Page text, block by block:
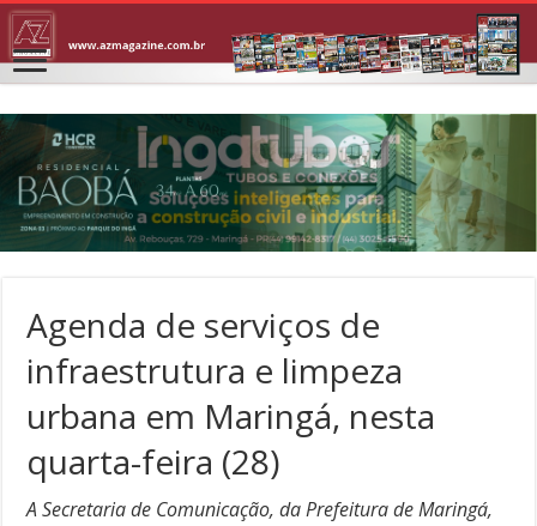
Agenda de serviços de
infraestrutura e limpeza
urbana em Maringá, nesta
quarta-feira (28)
A Secretaria de Comunicação, da Prefeitura de Maringá,